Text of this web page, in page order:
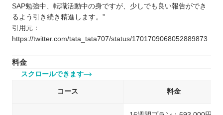
SAP勉強中、転職活動中の身ですが、少しでも良い報告ができ
るよう引き続き精進します。”
引用元：
https://twitter.com/tata_tata707/status/1701709068052889873
料金
スクロールできます
コース 料金